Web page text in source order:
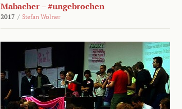
Mabacher – #ungebrochen
2017 / Stefan Wolner